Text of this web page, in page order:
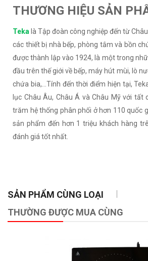
THƯƠNG HIỆU SẢN
Teka là Tập đoàn công nghiệp đến từ
các thiết bị nhà bếp, phòng tắm và bồn
được thành lập vào 1924, là một trong
đầu trên thế giới về bếp, máy hút mùi, lò
chứa bia,…Tính đến thời điểm hiện tại,
lục Châu Âu, Châu Á và Châu Mỹ với tất
trăm hệ thống phân phối ở hơn 110 quốc
sản phẩm đến hơn 1 triệu khách hàng
đánh giá tốt nhất.
SẢN PHẨM CÙNG LOẠI
THƯỜNG ĐƯỢC MUA CÙNG